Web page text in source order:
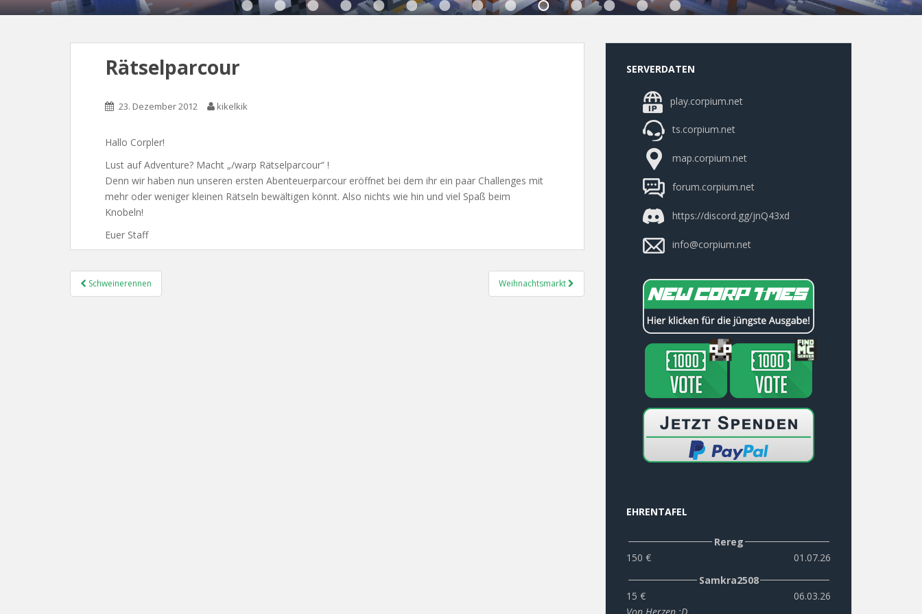
Rätselparcour
23. Dezember 2012 kikelkik
Hallo Corpler!
Lust auf Adventure? Macht „/warp Rätselparcour“ !
Denn wir haben nun unseren ersten Abenteuerparcour eröffnet bei dem ihr ein paar Challenges mit
mehr oder weniger kleinen Rätseln bewältigen könnt. Also nichts wie hin und viel Spaß beim
Knobeln!
Euer Staff
Post
Navigation
Schweinerennen Weihnachtsmarkt
SERVERDATEN
play.corpium.net
ts.corpium.net
map.corpium.net
forum.corpium.net
https://discord.gg/jnQ43xd
info@corpium.net
EHRENTAFEL
Rereg
150 €
01.07.26
Samkra2508
15 €
06.03.26